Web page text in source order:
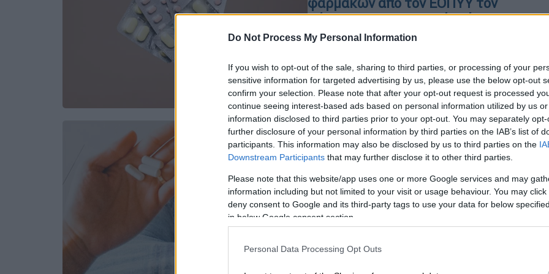
Do Not Process My Personal Information
If you wish to opt-out of the sale, sharing to third parties, or processing of your
sensitive information for targeted advertising by us, please use the below opt-out
confirm your selection. Please note that after your opt-out request is processed
continue seeing interest-based ads based on personal information utilized by us
information disclosed to third parties prior to your opt-out. You may separately
further disclosure of your personal information by third parties on the IAB’s list of
participants. This information may also be disclosed by us to third parties on the
Downstream Participants that may further disclose it to other third parties.
Please note that this website/app uses one or more Google services and may
information including but not limited to your visit or usage behaviour. You may
deny consent to Google and its third-party tags to use your data for below
in below Google consent section.
Personal Data Processing Opt Outs
Αύγουστο – Αναλυτικός πίνακας
Καλό θα ήταν οι ασθενείς να
παραλαβή των θεραπειών τους
Υγεία|22.07.2026 19:15
Απλήρωτοι για δύο μήνες οι
φαρμακοποιοί για τα φάρμακα της
παχυσαρκίας - Οι υποσχέσεις
Άδωνι Γεωργιάδη για εξόφληση
θα αποπληρωθούν άμεσα